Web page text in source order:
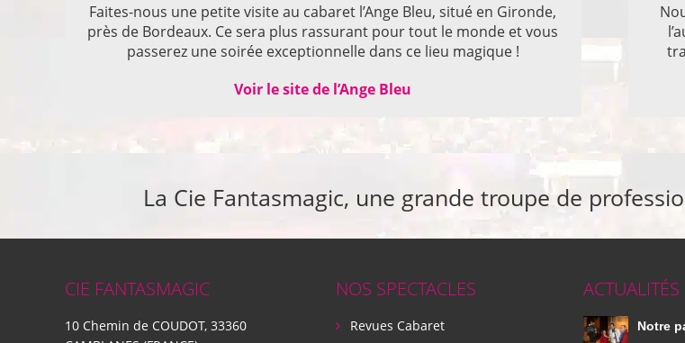
Faites-nous une petite visite au cabaret l’Ange Bleu, situé en Gironde,
près de Bordeaux. Ce sera plus rassurant pour tout le monde et vous
passerez une soirée exceptionnelle dans ce lieu magique !
Voir le site de l’Ange Bleu
La Cie Fantasmagic, une grande troupe de
CIE FANTASMAGIC
10 Chemin de COUDOT, 33360
NOS SPECTACLES
Revues Cabaret
ACTUALITÉS
Notre